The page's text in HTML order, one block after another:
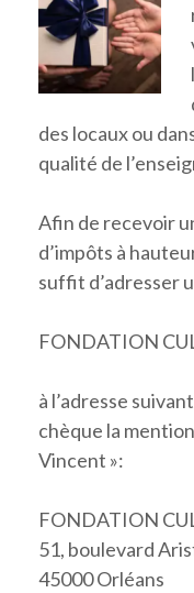
des locaux ou
qualité de
Afin de recevoir
d’impôts à
suffit d’adresser
FONDATION
à l’adresse
chèque la
Vincent »:
FONDATION
51, boulevard
45000 Orléans